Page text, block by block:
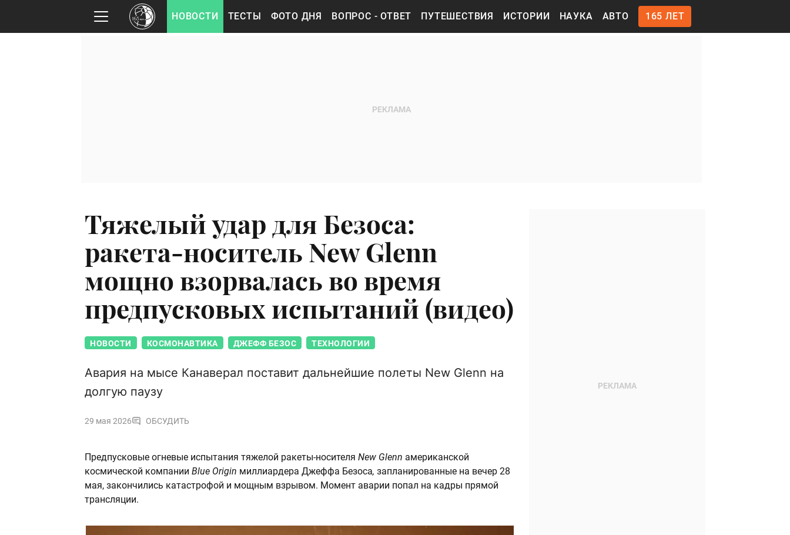
НОВОСТИ ТЕСТЫ ФОТО ДНЯ ВОПРОС - ОТВЕТ ПУТЕШЕСТВИЯ ИСТОРИИ НАУКА АВТО 165 ЛЕТ
Тяжелый удар для Безоса:
ракета-носитель New Glenn
мощно взорвалась во время
предпусковых испытаний (видео)
НОВОСТИ КОСМОНАВТИКА ДЖЕФФ БЕЗОС ТЕХНОЛОГИИ
Авария на мысе Канаверал поставит дальнейшие полеты New Glenn на
долгую паузу
29 мая 2026 ОБСУДИТЬ
Предпусковые огневые испытания тяжелой ракеты-носителя New Glenn американской
космической компании Blue Origin миллиардера Джеффа Безоса, запланированные на вечер 28
мая, закончились катастрофой и мощным взрывом. Момент аварии попал на кадры прямой
трансляции.